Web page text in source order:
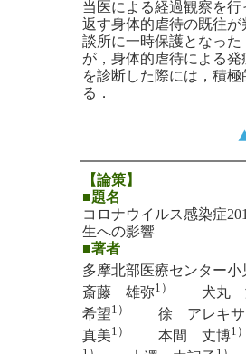
当医による経過観察を
返す身体的虐待の既往
談所に一時保護となっ
が，身体的虐待による
を診断した際には，積
る．
【論策】
■題名
コロナウイルス感染症
生への影響
■著者
多摩北部医療センター小
斎藤 雄弥1）
犬丸
希望1）
徐 アレキサ
真美1） 本間 丈博1